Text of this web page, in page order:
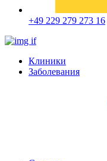
+49 229 279 273 16
Клиники
Заболевания